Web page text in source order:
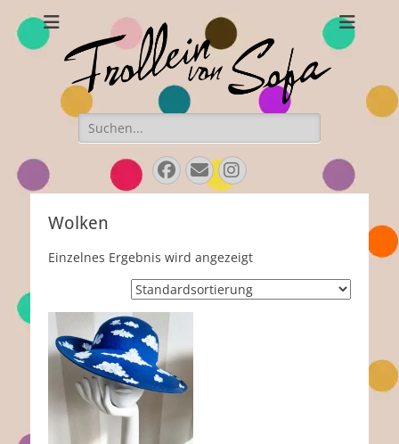
Frollein von Sofa
Handgefertigte Hüte und Accessoires
Suchen
nach:
Facebook
E-
Mail
Instagram
Wolken
Einzelnes Ergebnis wird angezeigt